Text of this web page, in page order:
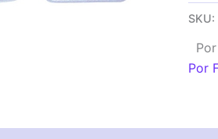
SKU:
Por